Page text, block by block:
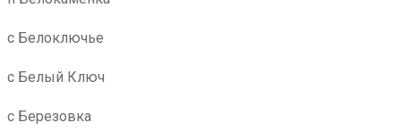
с Белоключье
с Белый Ключ
с Березовка